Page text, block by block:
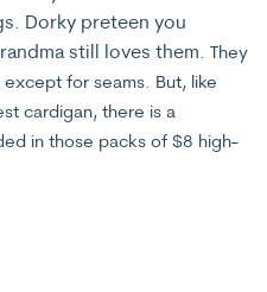
Dorky preteen you
still loves them. They
for seams. But, like
cardigan, there is a
in those packs of $8 high-